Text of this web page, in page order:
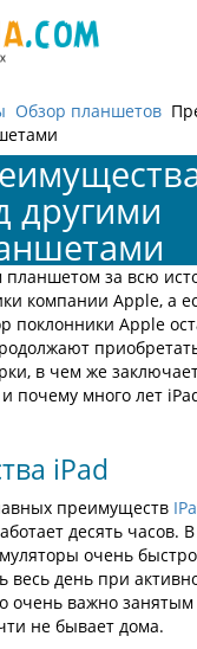
Обзор планшетов
другими
планшетом за всю
компании Apple, а
поклонники Apple
в чем же
почему много лет
iPad
преимуществ
десять часов.
очень
весь день при
очень важно
не бывает дома.